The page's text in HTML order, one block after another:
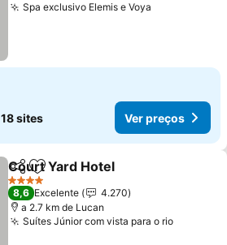
Spa exclusivo Elemis e Voya
18 sites Ver preços
PartilharAdicionar aos favoritos
Court Yard Hotel
4 Estrelas
8,6 Excelente
4.270
a 2.7 km de Lucan
Suítes Júnior com vista para o rioVer